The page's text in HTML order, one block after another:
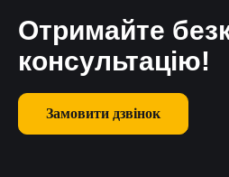
Отримайте
консультацію!
Замовити дзвінок